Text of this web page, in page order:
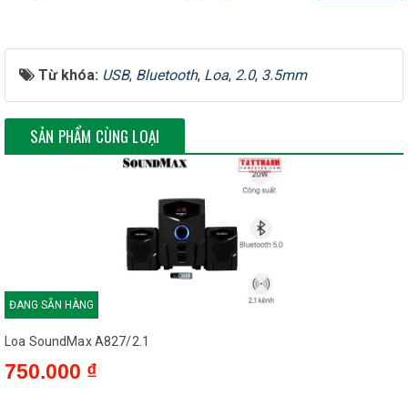
Kết nối USB/Bluetooth
Từ khóa: USB, Bluetooth, Loa, 2.0, 3.5mm
SẢN PHẨM CÙNG LOẠI
ĐANG SẴN HÀNG
Loa SoundMax A827/2.1
750.000 ₫